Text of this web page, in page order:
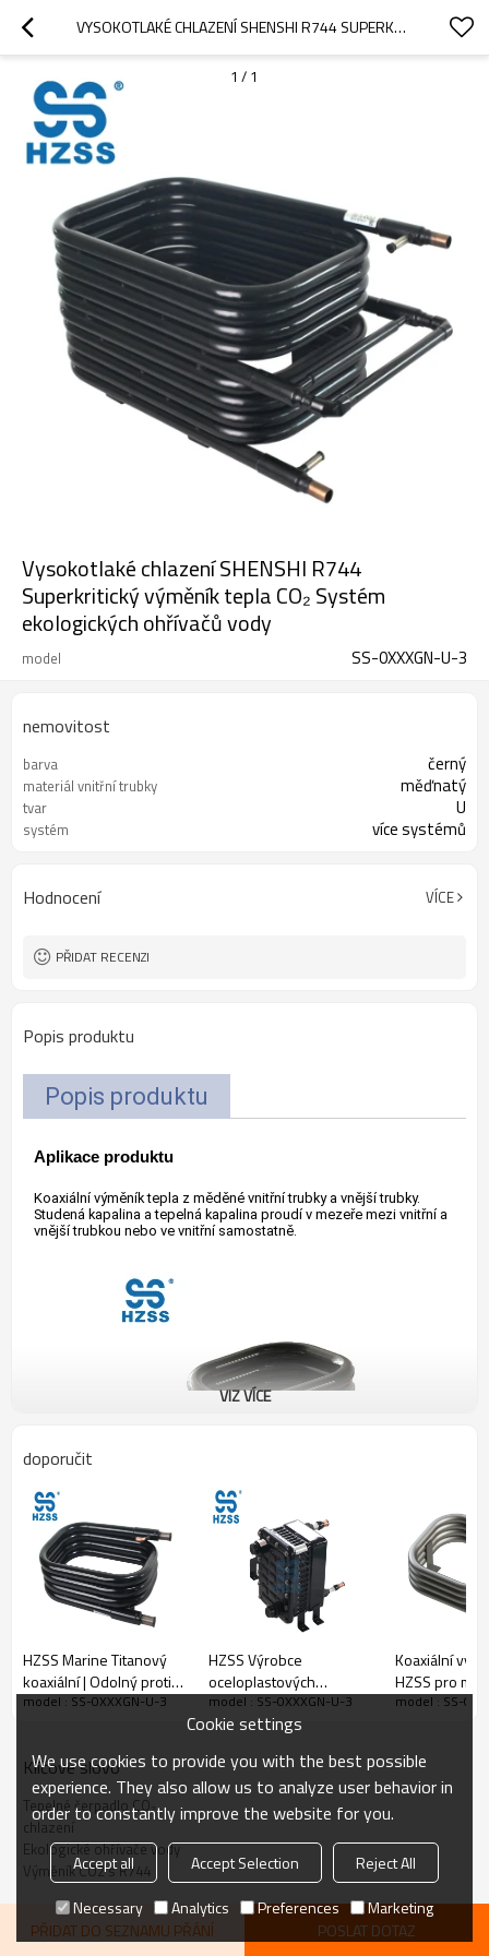
VYSOKOTLAKÉ CHLAZENÍ SHENSHI R744 SUPERKRITICKÝ VÝMĚNÍK TEPLA CO₂ SYSTÉM EKOLOGICKÝCH OHŘÍVAČŮ VODY
1 / 1
Vysokotlaké chlazení SHENSHI R744
Superkritický výměník tepla CO₂ Systém
ekologických ohřívačů vody
model SS-0XXXGN-U-3
nemovitost
barva černý
materiál vnitřní trubky měďnatý
tvar U
systém více systémů
Hodnocení VÍCE
PŘIDAT RECENZI
Popis produktu
Popis produktu
Aplikace produktu
Koaxiální výměník tepla z měděné vnitřní trubky a vnější trubky.
Studená kapalina a tepelná kapalina proudí v mezeře mezi vnitřní a
vnější trubkou nebo ve vnitřní samostatně.
VIZ VÍCE
doporučit
HZSS Marine Titanový
koaxiální | Odolný proti
mořské vodě | Titan |
model : SS-0XXXGN-U-3
HZSS Výrobce
oceloplastových
plášťových výměníků
tepla Chemicky odolné
model : SS-0XXXGN-U-3
Koaxiální
HZSS pro
pračku,
model : SS-
Klíčové slovo
Tepelné čerpadlo CO₂
chlazení
Ekologické ohřívače vody
Výměník CO2 s R744
PŘIDAT DO SEZNAMU PŘÁNÍ POSLAT DOTAZ
Cookie settings
We use cookies to provide you with the best possible
experience. They also allow us to analyze user behavior in
order to constantly improve the website for you.
Accept all Accept Selection
Reject All
Necessary
Analytics Preferences Marketing